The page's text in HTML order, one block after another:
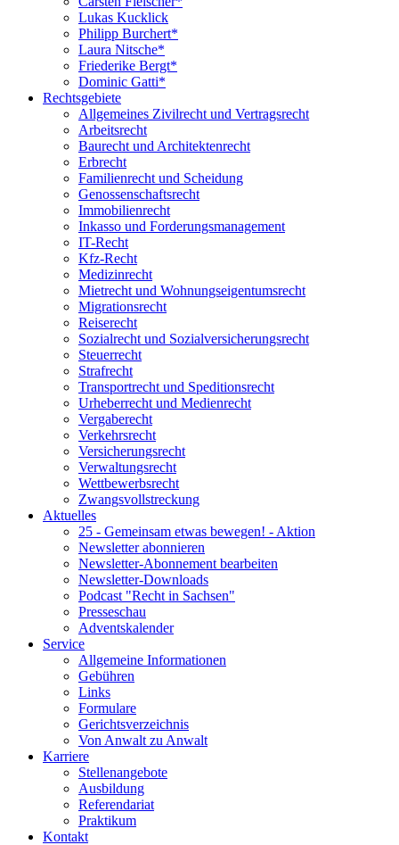
Lukas Kucklick
Philipp Burchert*
Laura Nitsche*
Friederike Bergt*
Dominic Gatti*
Rechtsgebiete
Allgemeines Zivilrecht und Vertragsrecht
Arbeitsrecht
Baurecht und Architektenrecht
Erbrecht
Familienrecht und Scheidung
Genossenschaftsrecht
Immobilienrecht
Inkasso und Forderungsmanagement
IT-Recht
Kfz-Recht
Medizinrecht
Mietrecht und Wohnungseigentumsrecht
Migrationsrecht
Reiserecht
Sozialrecht und Sozialversicherungsrecht
Steuerrecht
Strafrecht
Transportrecht und Speditionsrecht
Urheberrecht und Medienrecht
Vergaberecht
Verkehrsrecht
Versicherungsrecht
Verwaltungsrecht
Wettbewerbsrecht
Zwangsvollstreckung
Aktuelles
25 - Gemeinsam etwas bewegen! - Aktion
Newsletter abonnieren
Newsletter-Abonnement bearbeiten
Newsletter-Downloads
Podcast "Recht in Sachsen"
Presseschau
Adventskalender
Service
Allgemeine Informationen
Gebühren
Links
Formulare
Gerichtsverzeichnis
Von Anwalt zu Anwalt
Karriere
Stellenangebote
Ausbildung
Referendariat
Praktikum
Kontakt